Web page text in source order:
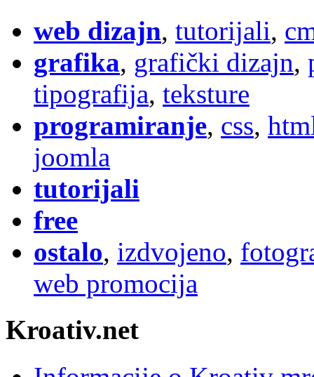
web dizajn, tutorijali,
grafika, grafički dizajn,
tipografija, teksture
programiranje, css,
joomla
tutorijali
free
ostalo, izdvojeno,
web promocija
Kroativ.net